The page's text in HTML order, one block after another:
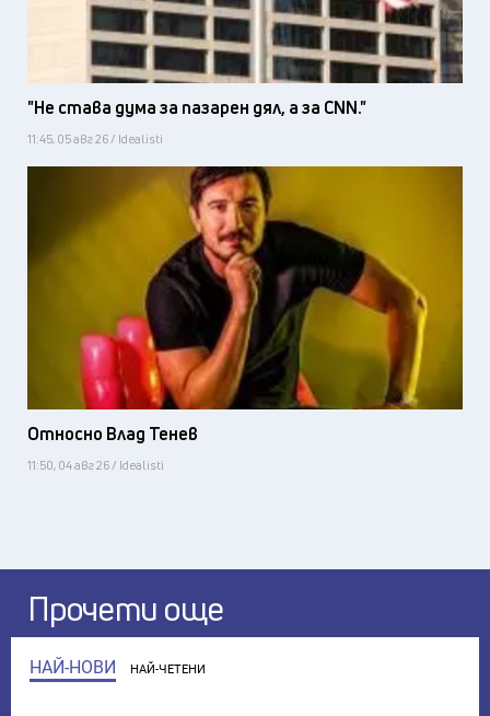
"Не става дума за пазарен дял, а за CNN."
11:45, 05 авг 26 / Idealisti
Относно Влад Тенев
11:50, 04 авг 26 / Idealisti
Прочети още
НАЙ-НОВИ НАЙ-ЧЕТЕНИ